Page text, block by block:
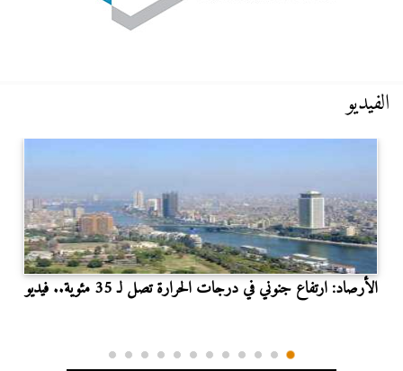
الفيديو
الأرصاد: ارتفاع جنوني في درجات الحرارة تصل لـ 35 مئوية.. فيديو